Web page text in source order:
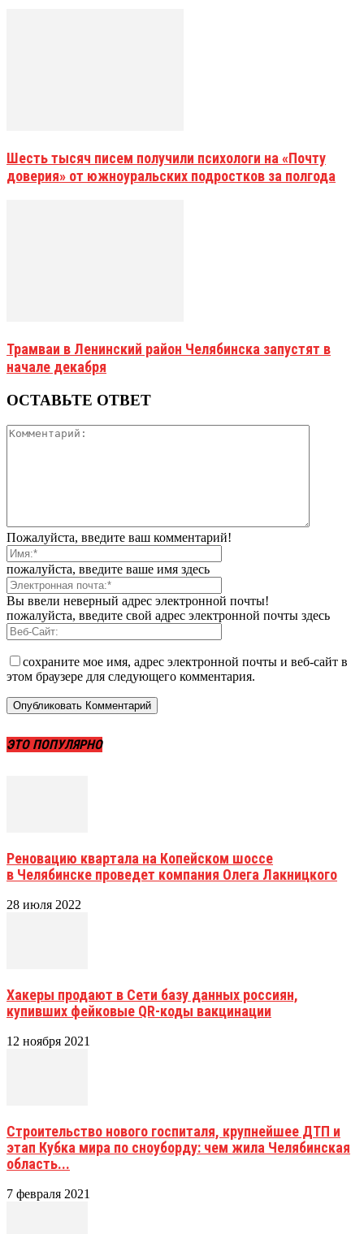
Шесть тысяч писем получили психологи на «Почту
доверия» от южноуральских подростков за полгода
Трамваи в Ленинский район Челябинска запустят в
начале декабря
ОСТАВЬТЕ ОТВЕТ
Пожалуйста, введите ваш комментарий!
пожалуйста, введите ваше имя здесь
Вы ввели неверный адрес электронной почты!
пожалуйста, введите свой адрес электронной почты здесь
сохраните мое имя, адрес электронной почты и веб-сайт в
этом браузере для следующего комментария.
ЭТО ПОПУЛЯРНО
Реновацию квартала на Копейском шоссе
в Челябинске проведет компания Олега Лакницкого
28 июля 2022
Хакеры продают в Сети базу данных россиян,
купивших фейковые QR-коды вакцинации
12 ноября 2021
Строительство нового госпиталя, крупнейшее ДТП и
этап Кубка мира по сноуборду: чем жила Челябинская
область...
7 февраля 2021